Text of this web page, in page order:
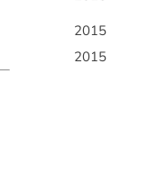
2015
2015